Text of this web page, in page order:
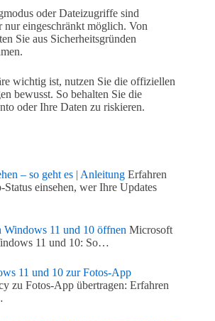
oder Dateizugriffe sind
nur eingeschränkt möglich. Von
Sie aus Sicherheitsgründen
wichtig ist, nutzen Sie die offiziellen
bewusst. So behalten Sie die
oder Ihre Daten zu riskieren.
– so geht es | Anleitung Erfahren
einsehen, wer Ihre Updates
11 und 10 öffnen Microsoft
11 und 10: So…
11 und 10 zur Fotos-App
zu Fotos-App übertragen: Erfahren